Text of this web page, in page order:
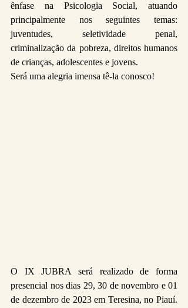
ênfase na Psicologia Social, atuando
principalmente nos seguintes temas:
juventudes, seletividade penal,
criminalização da pobreza, direitos humanos
de crianças, adolescentes e jovens.
Será uma alegria imensa tê-la conosco!
O IX JUBRA será realizado de forma
presencial nos dias 29, 30 de novembro e 01
de dezembro de 2023 em Teresina, no Piauí.